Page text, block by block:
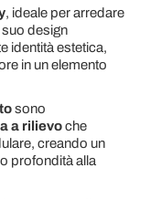
, ideale per arredare
suo design
identità estetica,
in un elemento
sono
a rilievoche
creando un
profondità alla